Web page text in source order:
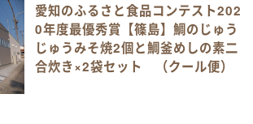
愛知のふるさと食品コンテスト202
0年度最優秀賞【篠島】鯛のじゅう
じゅうみそ焼2個と鯛釜めしの素二
合炊き×2袋セット （クール便）